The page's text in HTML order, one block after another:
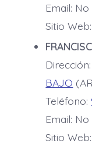
Email:
Sitio
Dirección:
BAJO
Teléfono:
Email:
Sitio